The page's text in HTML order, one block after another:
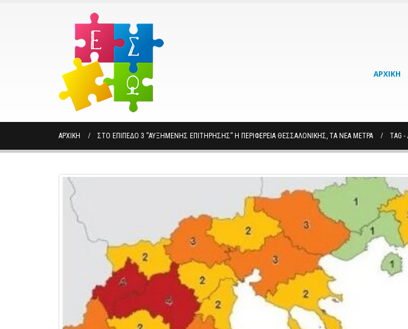
ΑΡΧΙΚΉ
ΑΡΧΙΚΉ ΣΤΟ ΕΠΊΠΕΔΟ 3 ”ΑΥΞΗΜΈΝΗΣ ΕΠΙΤΉΡΗΣΗΣ” Η ΠΕΡΙΦΈΡΕΙΑ ΘΕΣΣΑΛΟΝΊΚΗΣ, ΤΑ ΝΈΑ ΜΈΤΡΑ TAG -